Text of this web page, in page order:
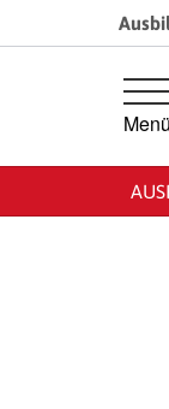
Springe direkt zur
Springe direkt zum
Menü